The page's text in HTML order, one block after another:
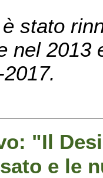
stato
nel 2013
"Il
e le